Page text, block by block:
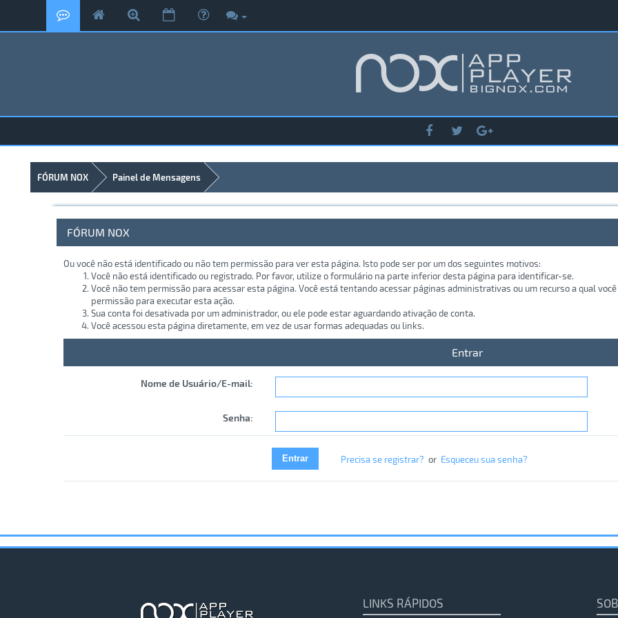
FÓRUM NOX Painel de Mensagens
FÓRUM NOX
Ou você não está identificado ou não tem permissão para ver esta página. Isto pode ser por um dos seguintes motivos:
Você não está identificado ou registrado. Por favor, utilize o formulário na parte inferior desta página para identificar-se.
Você não tem permissão para acessar esta página. Você está tentando acessar páginas administrativas ou um recurso a qual
permissão para executar esta ação.
Sua conta foi desativada por um administrador, ou ele pode estar aguardando ativação de conta.
Você acessou esta página diretamente, em vez de usar formas adequadas ou links.
Entrar
Nome de Usuário/E-mail:
Senha:
Precisa se registrar? or Esqueceu sua senha?
LINKS RÁPIDOS